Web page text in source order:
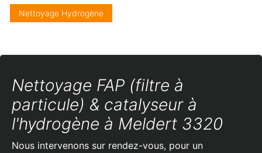
Nettoyage Hydrogène
Nettoyage FAP (filtre à
particule) & catalyseur à
l'hydrogène à Meldert 3320
Nous intervenons sur rendez-vous, pour un